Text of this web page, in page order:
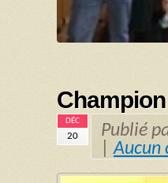
DÉC
20
Publié
|Aucun